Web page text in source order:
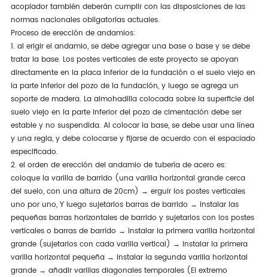
acoplador también deberán cumplir con las disposiciones de las
normas nacionales obligatorias actuales.
Proceso de erección de andamios:
1. al erigir el andamio, se debe agregar una base o base y se debe
tratar la base. Los postes verticales de este proyecto se apoyan
directamente en la placa inferior de la fundación o el suelo viejo en
la parte inferior del pozo de la fundación, y luego se agrega un
soporte de madera. La almohadilla colocada sobre la superficie del
suelo viejo en la parte inferior del pozo de cimentación debe ser
estable y no suspendida. Al colocar la base, se debe usar una línea
y una regla, y debe colocarse y fijarse de acuerdo con el espaciado
especificado.
2. el orden de erección del andamio de tubería de acero es:
coloque la varilla de barrido (una varilla horizontal grande cerca
del suelo, con una altura de 20cm) → erguir los postes verticales
uno por uno, Y luego sujetarlos barras de barrido → instalar las
pequeñas barras horizontales de barrido y sujetarlos con los postes
verticales o barras de barrido → instalar la primera varilla horizontal
grande (sujetarlos con cada varilla vertical) → instalar la primera
varilla horizontal pequeña → instalar la segunda varilla horizontal
grande → añadir varillas diagonales temporales (El extremo